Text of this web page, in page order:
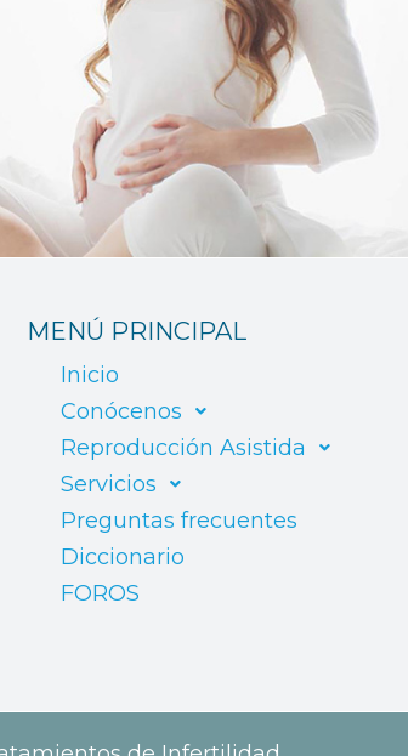
MENÚ PRINCIPAL
Inicio
Conócenos
Reproducción Asistida
Servicios
Preguntas frecuentes
Diccionario
FOROS